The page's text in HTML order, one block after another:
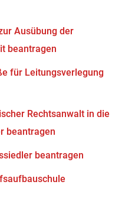
Ausübung der
beantragen
für Leitungsverlegung
Rechtsanwalt in die
beantragen
beantragen